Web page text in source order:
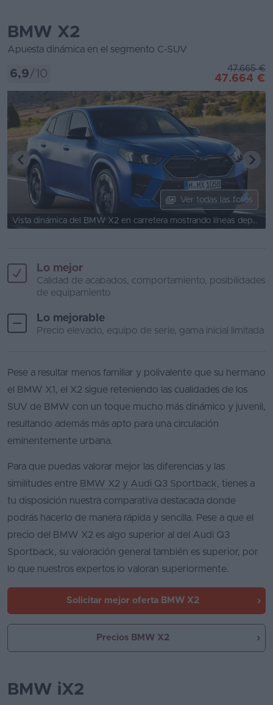
BMW X2
Apuesta dinámica en el segmento C-SUV
6,9/10 47.665 €
47.664 €
Ver todas las fotos
Lo mejor
Calidad de acabados, comportamiento, posibilidades
de equipamiento
Lo mejorable
Precio elevado, equipo de serie, gama inicial limitada
Pese a resultar menos familiar y polivalente que su hermano
el BMW X1, el X2 sigue reteniendo las cualidades de los
SUV de BMW con un toque mucho más dinámico y juvenil,
resultando además más apto para una circulación
eminentemente urbana.
Para que puedas valorar mejor las diferencias y las
similitudes entre BMW X2 y Audi Q3 Sportback, tienes a
tu disposición nuestra comparativa destacada donde
podrás hacerlo de manera rápida y sencilla. Pese a que el
precio del BMW X2 es algo superior al del Audi Q3
Sportback, su valoración general también es superior, por
lo que nuestros expertos lo valoran superiormente.
Solicitar mejor oferta BMW X2
Precios BMW X2
BMW iX2